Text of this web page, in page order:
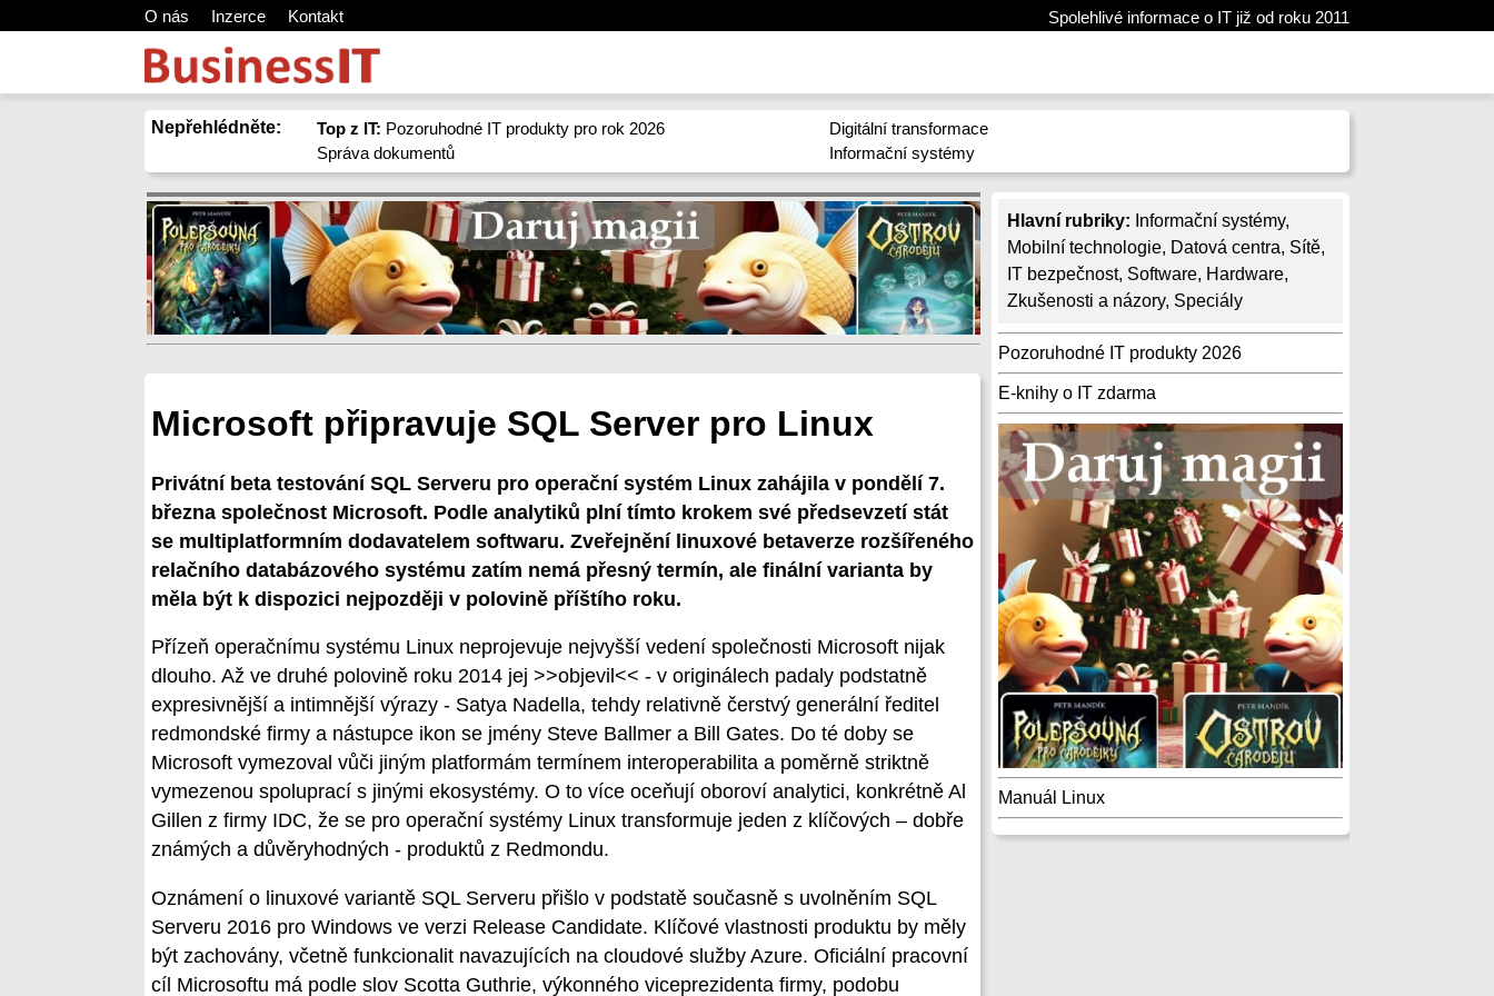
O nás Inzerce Kontakt Spolehlivé informace o IT již od roku 2011
Nepřehlédněte: Top z IT: Pozoruhodné IT produkty pro rok 2026
Správa dokumentů
Digitální transformace
Informační systémy
Hlavní rubriky: Informační systémy,
Mobilní technologie, Datová centra, Sítě,
IT bezpečnost, Software, Hardware,
Zkušenosti a názory, Speciály
Pozoruhodné IT produkty 2026
E-knihy o IT zdarma
Manuál Linux
Microsoft připravuje SQL Server pro Linux
Privátní beta testování SQL Serveru pro operační systém Linux zahájila v pondělí 7.
března společnost Microsoft. Podle analytiků plní tímto krokem své předsevzetí stát
se multiplatformním dodavatelem softwaru. Zveřejnění linuxové betaverze rozšířeného
relačního databázového systému zatím nemá přesný termín, ale finální varianta by
měla být k dispozici nejpozději v polovině příštího roku.
Přízeň operačnímu systému Linux neprojevuje nejvyšší vedení společnosti Microsoft nijak
dlouho. Až ve druhé polovině roku 2014 jej >>objevil<< - v originálech padaly podstatně
expresivnější a intimnější výrazy - Satya Nadella, tehdy relativně čerstvý generální ředitel
redmondské firmy a nástupce ikon se jmény Steve Ballmer a Bill Gates. Do té doby se
Microsoft vymezoval vůči jiným platformám termínem interoperabilita a poměrně striktně
vymezenou spoluprací s jinými ekosystémy. O to více oceňují oboroví analytici, konkrétně Al
Gillen z firmy IDC, že se pro operační systémy Linux transformuje jeden z klíčových – dobře
známých a důvěryhodných - produktů z Redmondu.
Oznámení o linuxové variantě SQL Serveru přišlo v podstatě současně s uvolněním SQL
Serveru 2016 pro Windows ve verzi Release Candidate. Klíčové vlastnosti produktu by měly
být zachovány, včetně funkcionalit navazujících na cloudové služby Azure. Oficiální pracovní
cíl Microsoftu má podle slov Scotta Guthrie, výkonného viceprezidenta firmy, podobu